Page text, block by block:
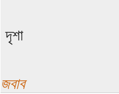
দৃশা
জবাব